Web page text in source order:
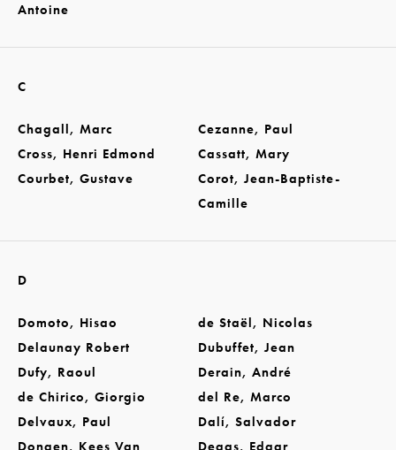
Antoine
C
Chagall, Marc
Cezanne, Paul
Cross, Henri Edmond
Cassatt, Mary
Courbet, Gustave
Corot, Jean-Baptiste-
Camille
D
Domoto, Hisao
de Staël, Nicolas
Delaunay Robert
Dubuffet, Jean
Dufy, Raoul
Derain, André
de Chirico, Giorgio
del Re, Marco
Delvaux, Paul
Dalí, Salvador
Dongen, Kees Van
Degas, Edgar